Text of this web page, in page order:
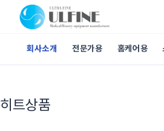
업
레
회사소개 전문가용 홈케어용
히트상품